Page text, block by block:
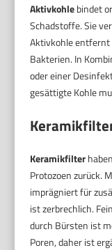
Aktivkohlebindet
Schadstoffe. Sie
Aktivkohle entfernt
Bakterien. In
oder einer
gesättigte Kohle
Keramikfilter
Protozoen zurück.
imprägniert für
ist zerbrechlich.
durch Bürsten ist
Poren, daher ist